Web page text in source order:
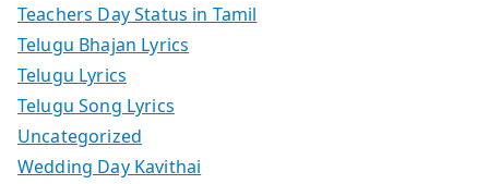
Teachers Day Status in Tamil
Telugu Bhajan Lyrics
Telugu Lyrics
Telugu Song Lyrics
Uncategorized
Wedding Day Kavithai